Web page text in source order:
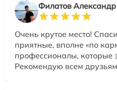
Филатов Александр
Очень крутое место!
приятные, вполне «по
профессионалы, которые
Рекомендую всем